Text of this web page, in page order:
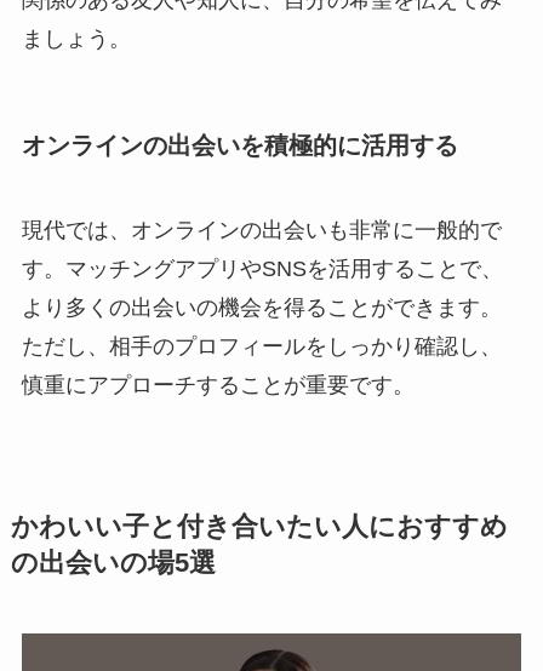
ましょう。
オンラインの出会いを積極的に活用する
現代では、オンラインの出会いも非常に一般的で
す。マッチングアプリやSNSを活用することで、
より多くの出会いの機会を得ることができます。
ただし、相手のプロフィールをしっかり確認し、
慎重にアプローチすることが重要です。
かわいい子と付き合いたい人におすすめ
の出会いの場5選